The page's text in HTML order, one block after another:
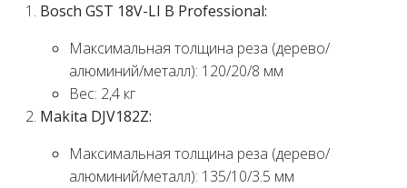
Bosch GST 18V-LI B Professional:
Максимальная толщина реза (дерево/
алюминий/металл): 120/20/8 мм
Вес: 2,4 кг
Makita DJV182Z:
Максимальная толщина реза (дерево/
алюминий/металл): 135/10/3.5 мм